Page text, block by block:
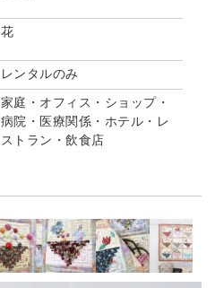
花
レンタルのみ
家庭・オフィス・ショップ・
病院・医療関係・ホテル・レ
ストラン・飲食店